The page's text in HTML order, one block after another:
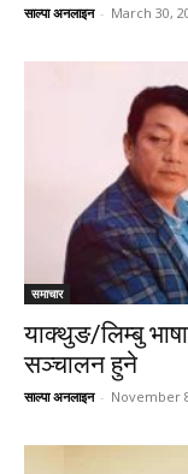
साल्पा अनलाइन - March 30,
समाचार
याक्थुङ/लिम्बु
सञ्चालन हुने
साल्पा अनलाइन - November